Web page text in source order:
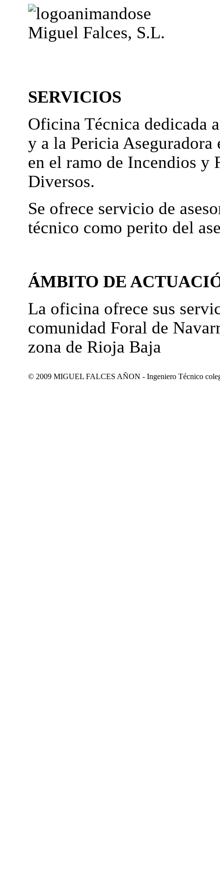
Miguel Falces, S.L.
SERVICIOS
Oficina Técnica dedicada
y a la Pericia Aseguradora
en el ramo de Incendios y
Diversos.
Se ofrece servicio de
técnico como perito del
ÁMBITO DE
La oficina ofrece sus
comunidad Foral de
zona de Rioja Baja
© 2009 MIGUEL FALCES AÑON - Ingeniero Técnico